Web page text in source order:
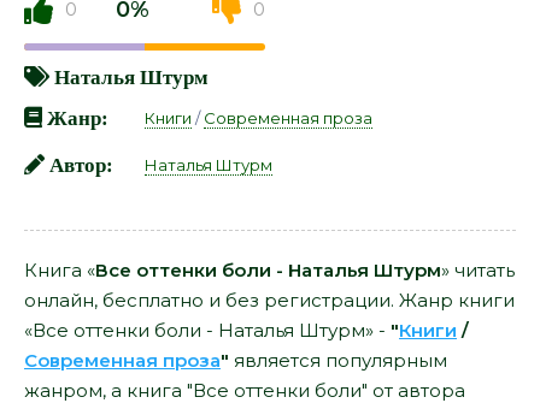
0 0% 0
Наталья Штурм
Жанр:
Книги /Современная проза
Автор: Наталья Штурм
Книга «Все оттенки боли - Наталья Штурм» читать
онлайн, бесплатно и без регистрации. Жанр книги
«Все оттенки боли - Наталья Штурм» - "Книги /
Современная проза" является популярным
жанром, а книга "Все оттенки боли" от автора